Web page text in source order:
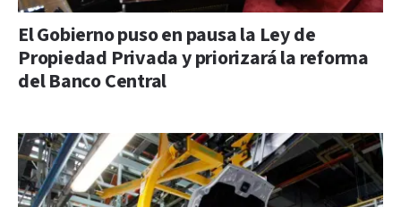
El Gobierno puso en pausa la Ley de
Propiedad Privada y priorizará la reforma
del Banco Central